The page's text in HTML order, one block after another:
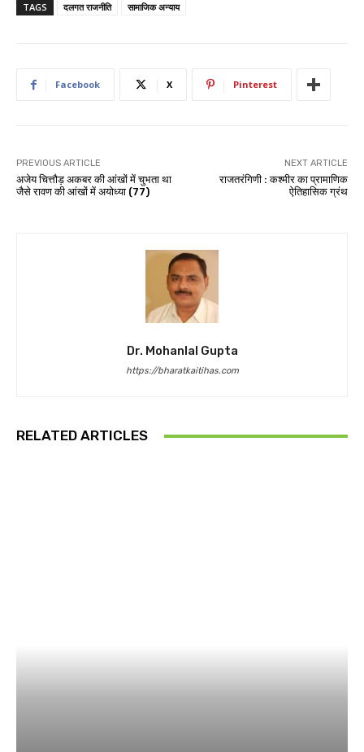
TAGS दलगत राजनीति सामाजिक अन्याय
Facebook X Pinterest
PREVIOUS ARTICLE
अजेय चित्तौड़ अकबर की आंखों में चुभता था
जैसे रावण की आंखों में अयोध्या (77)
NEXT ARTICLE
राजतरंगिणी : कश्मीर का प्रामाणिक
ऐतिहासिक ग्रंथ
Dr. Mohanlal Gupta
https://bharatkaitihas.com
RELATED ARTICLES